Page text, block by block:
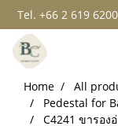
Tel. +66 2 619
Home All
Pedestal for
C4241 ขารอ